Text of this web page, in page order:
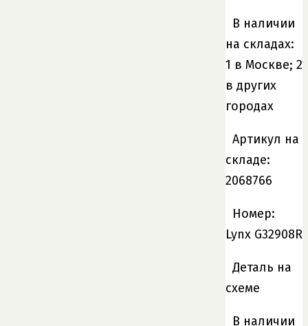
В наличии
на складах:
1 в Москве; 2
в других
городах
Артикул на
складе:
2068766
Номер:
Lynx G32908R
Деталь на
схеме
В наличии